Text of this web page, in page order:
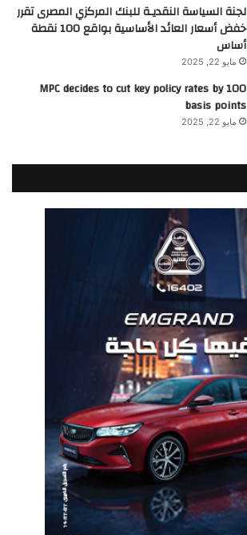
لجنة السياسة النقديـة للبنك المركزي المصرى تقرر
خفض أسعار العائد الأساسية بواقع 100 نقطة
أساس
مايو 22, 2025
MPC decides to cut key policy rates by 100
basis points
مايو 22, 2025